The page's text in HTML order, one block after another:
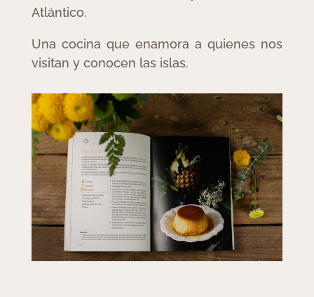
Atlántico.
Una cocina que enamora a quienes nos
visitan y conocen las islas.